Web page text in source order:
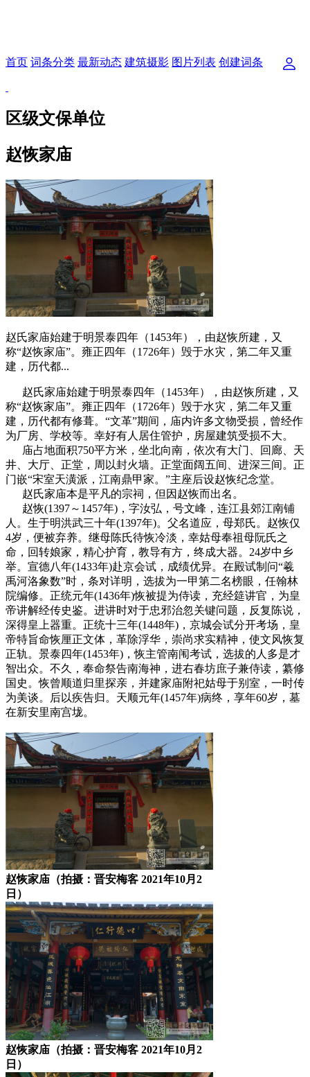
首页 词条分类 最新动态 建筑摄影 图片列表 创建词条
区级文保单位
赵恢家庙
赵氏家庙始建于明景泰四年（1453年），由赵恢所建，又
称“赵恢家庙”。雍正四年（1726年）毁于水灾，第二年又重
建，历代都...
赵氏家庙始建于明景泰四年（1453年），由赵恢所建，又
称“赵恢家庙”。雍正四年（1726年）毁于水灾，第二年又重
建，历代都有修葺。“文革”期间，庙内许多文物受损，曾经作
为厂房、学校等。幸好有人居住管护，房屋建筑受损不大。
庙占地面积750平方米，坐北向南，依次有大门、回廊、天
井、大厅、正堂，周以封火墙。正堂面阔五间、进深三间。正
门嵌“宋室天潢派，江南鼎甲家。”主座后设赵恢纪念堂。
赵氏家庙本是平凡的宗祠，但因赵恢而出名。
赵恢(1397～1457年)，字汝弘，号文峰，连江县郊江南铺
人。生于明洪武三十年(1397年)。父名道应，母郑氏。赵恢仅
4岁，便被弃养。继母陈氏待恢冷淡，幸姑母奉祖母阮氏之
命，回转娘家，精心护育，教导有方，终成大器。24岁中乡
举。宣德八年(1433年)赴京会试，成绩优异。在殿试制问“羲
禹河洛象数”时，条对详明，选拔为一甲第二名榜眼，任翰林
院编修。正统元年(1436年)恢被提为侍读，充经筵讲官，为皇
帝讲解经传史鉴。进讲时对于忠邪治忽关键问题，反复陈说，
深得皇上器重。正统十三年(1448年)，京城会试分开考场，皇
帝特旨命恢厘正文体，革除浮华，崇尚求实精神，使文风恢复
正轨。景泰四年(1453年)，恢主管南闱考试，选拔的人多是才
智出众。不久，奉命祭告南海神，进右春坊庶子兼侍读，纂修
国史。恢曾顺道归里探亲，并建家庙附祀姑母于别室，一时传
为美谈。后以疾告归。天顺元年(1457年)病终，享年60岁，墓
在新安里南宫垅。
赵恢家庙（拍摄：晋安梅客 2021年10月2
日）
赵恢家庙（拍摄：晋安梅客 2021年10月2
日）